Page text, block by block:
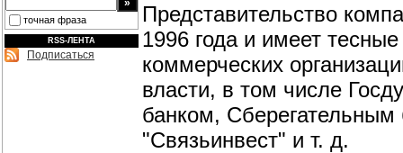
точная фраза
RSS-ЛЕНТА
Подписаться
Представительство
1996 года и имеет
коммерческих
власти, в том числе
банком,
"Связьинвест" и т. д.